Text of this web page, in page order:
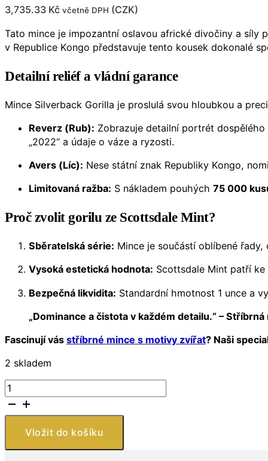
3,735.33 Kč včetně DPH (CZK)
Tato mince je impozantní oslavou africké divočiny a síly
v Republice Kongo představuje tento kousek dokonalé
Detailní reliéf a vládní garance
Mince Silverback Gorilla je proslulá svou hloubkou a
Reverz (Rub): Zobrazuje detailní portrét dospělého
„2022“ a údaje o váze a ryzosti.
Avers (Líc): Nese státní znak Republiky Kongo,
Limitovaná ražba: S nákladem pouhých 75 000
Proč zvolit gorilu ze Scottsdale Mint?
Sběratelská série: Mince je součástí oblíbené
Vysoká estetická hodnota: Scottsdale Mint patří
Bezpečná likvidita: Standardní hmotnost 1 unce a
„Dominance a čistota v každém detailu.“ –
Fascinují vás stříbrné mince s motivy zvířat? Naši
2 skladem
Stříbrná
mince
Silverback
Gorilla
oz
Vložit do košíku